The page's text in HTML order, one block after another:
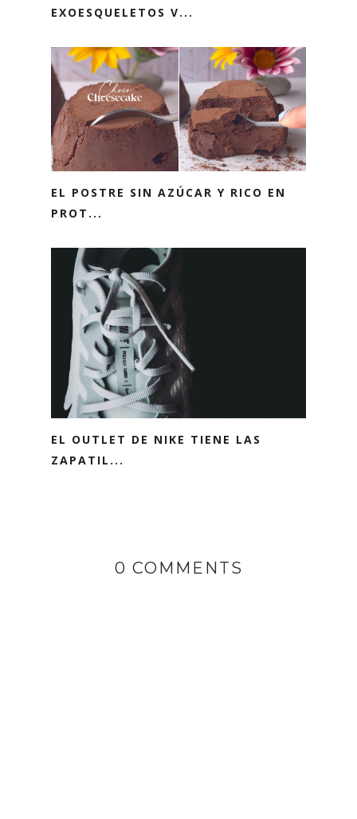
EXOESQUELETOS V...
EL POSTRE SIN AZÚCAR Y RICO EN
PROT...
EL OUTLET DE NIKE TIENE LAS
ZAPATIL...
0 COMMENTS